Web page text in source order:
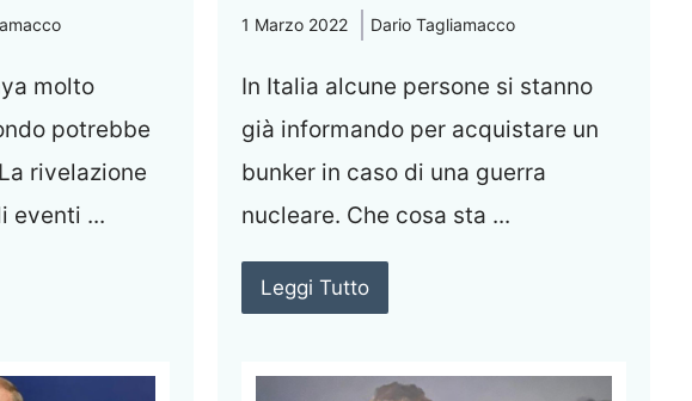
molto
potrebbe
rivelazione
eventi ...
1 Marzo 2022 Dario Tagliamacco
In Italia alcune persone si stanno
già informando per acquistare un
bunker in caso di una guerra
nucleare. Che cosa sta ...
Leggi Tutto